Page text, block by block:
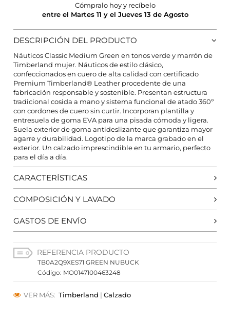
Cómpralo hoy y recíbelo
entre el Martes 11 y el Jueves 13 de Agosto
DESCRIPCIÓN DEL PRODUCTO
Náuticos Classic Medium Green en tonos verde y marrón de
Timberland mujer. Náuticos de estilo clásico,
confeccionados en cuero de alta calidad con certificado
Premium Timberland® Leather procedente de una
fabricación responsable y sostenible. Presentan estructura
tradicional cosida a mano y sistema funcional de atado 360º
con cordones de cuero sin curtir. Incorporan plantilla y
entresuela de goma EVA para una pisada cómoda y ligera.
Suela exterior de goma antideslizante que garantiza mayor
agarre y durabilidad. Logotipo de la marca grabado en el
exterior. Un calzado imprescindible en tu armario, perfecto
para el día a día.
CARACTERÍSTICAS
COMPOSICIÓN Y LAVADO
GASTOS DE ENVÍO
REFERENCIA PRODUCTO
TB0A2Q9XES71 GREEN NUBUCK
Código: MO0147100463248
VER MÁS: Timberland | Calzado
CONFIGURACIÓN DE COOKIES
HABILITAR TODO RECHAZAR TODO
Cookies necesarias
funcione y no se pueden desactivar en nuestros
sistemas. Puede configurar su navegador para bloquear
o alertar sobre estas cookies, pero alguna áreas del sitio
no funcionarán. Estas cookies no almacenan ninguna
Cookies de rendimiento y analíticas
y mejorarlo. Nos ayudan a saber qué páginas son las más
o menos visitadas, y cómo los visitantes navegan por el
sitio. Toda la información que recogen estas cookies es
agregada y, por lo tanto, es anónima.
Cookies de preferencias